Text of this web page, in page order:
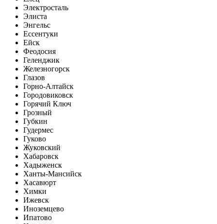
Электросталь
Элиста
Энгельс
Ессентуки
Ейск
Феодосия
Геленджик
Железногорск
Глазов
Горно-Алтайск
Городовиковск
Горячий Ключ
Грозный
Губкин
Гудермес
Гуково
Жуковский
Хабаровск
Хадыженск
Ханты-Мансийск
Хасавюрт
Химки
Ижевск
Иноземцево
Ипатово